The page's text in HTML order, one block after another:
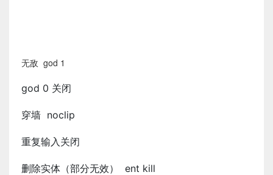
无敌 god 1
god 0 关闭
穿墙 noclip
重复输入关闭
删除实体（部分无效） ent kill